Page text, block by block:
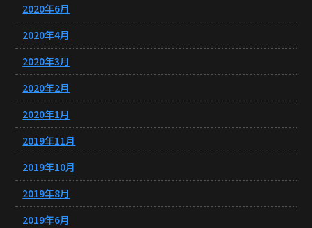
2020年6月
2020年4月
2020年3月
2020年2月
2020年1月
2019年11月
2019年10月
2019年8月
2019年6月